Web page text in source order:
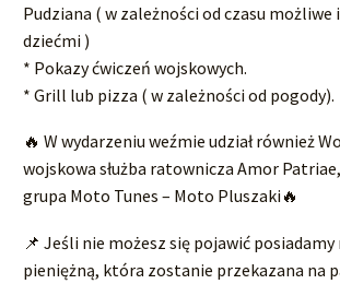
Pudziana ( w zależności od czasu możliwe
dziećmi )
* Pokazy ćwiczeń wojskowych.
* Grill lub pizza ( w zależności od pogody).
🔥 W wydarzeniu weźmie udział również
wojskowa służba ratownicza Amor
grupa Moto Tunes – Moto Pluszaki🔥
📌 Jeśli nie możesz się pojawić
pieniężną, która zostanie przekazana na